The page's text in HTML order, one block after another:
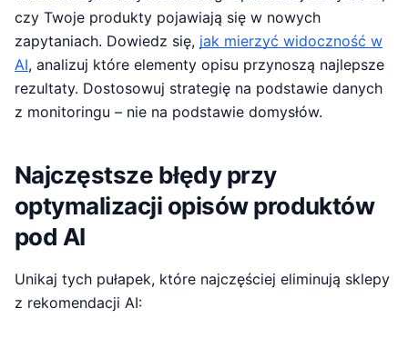
czy Twoje produkty pojawiają się w nowych
zapytaniach. Dowiedz się, jak mierzyć widoczność w
AI, analizuj które elementy opisu przynoszą najlepsze
rezultaty. Dostosowuj strategię na podstawie danych
z monitoringu – nie na podstawie domysłów.
Najczęstsze błędy przy
optymalizacji opisów produktów
pod AI
Unikaj tych pułapek, które najczęściej eliminują sklepy
z rekomendacji AI: